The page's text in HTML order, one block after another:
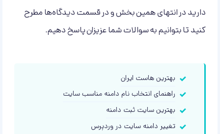
دارید در انتهای همین بخش و در قسمت دیدگاه‌ها مطرح
کنید تا بتوانیم به سوالات شما عزیزان پاسخ دهیم.
بهترین هاست ایران
راهنمای انتخاب نام دامنه مناسب سایت
بهترین سایت ثبت دامنه
تغییر دامنه سایت در وردپرس